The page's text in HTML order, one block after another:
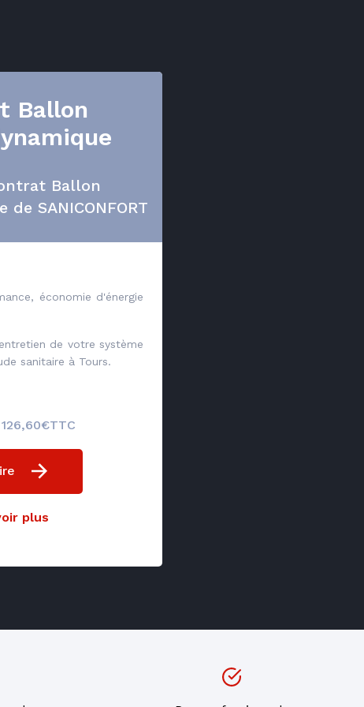
Ballon
Ballon
SANICONFORT
économie d'énergie
de votre système
sanitaire à Tours.
plus